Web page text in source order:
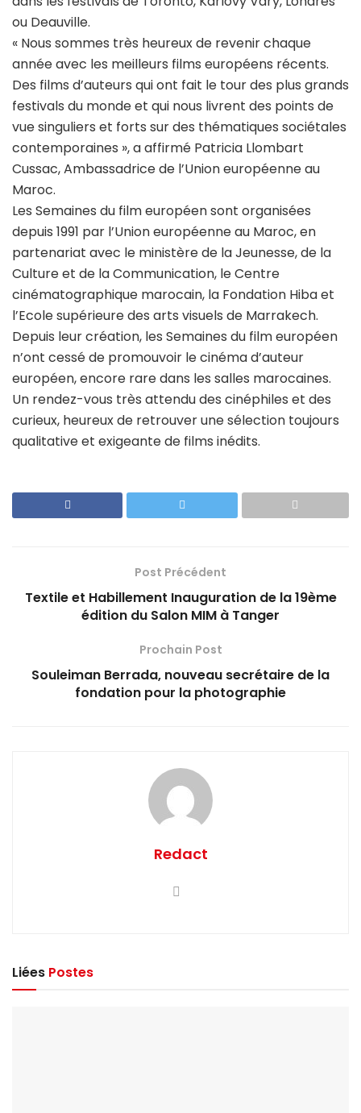
ou Deauville.
« Nous sommes très heureux de revenir chaque
année avec les meilleurs films européens récents.
Des films d’auteurs qui ont fait le tour des plus grands
festivals du monde et qui nous livrent des points de
vue singuliers et forts sur des thématiques sociétales
contemporaines », a affirmé Patricia Llombart
Cussac, Ambassadrice de l’Union européenne au
Maroc.
Les Semaines du film européen sont organisées
depuis 1991 par l’Union européenne au Maroc, en
partenariat avec le ministère de la Jeunesse, de la
Culture et de la Communication, le Centre
cinématographique marocain, la Fondation Hiba et
l’Ecole supérieure des arts visuels de Marrakech.
Depuis leur création, les Semaines du film européen
n’ont cessé de promouvoir le cinéma d’auteur
européen, encore rare dans les salles marocaines.
Un rendez-vous très attendu des cinéphiles et des
curieux, heureux de retrouver une sélection toujours
qualitative et exigeante de films inédits.
Post Précédent
Textile et Habillement Inauguration de la 19ème
édition du Salon MIM à Tanger
Prochain Post
Souleiman Berrada, nouveau secrétaire de la
fondation pour la photographie
Redact
Liées Postes